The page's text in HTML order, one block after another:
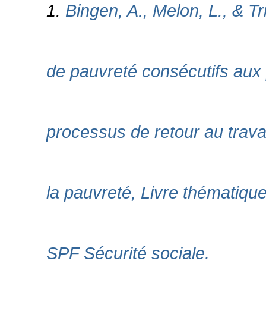
1. Bingen, A., Melon, L., &
de pauvreté consécutifs
processus de retour au
la pauvreté, Livre
SPF Sécurité sociale.